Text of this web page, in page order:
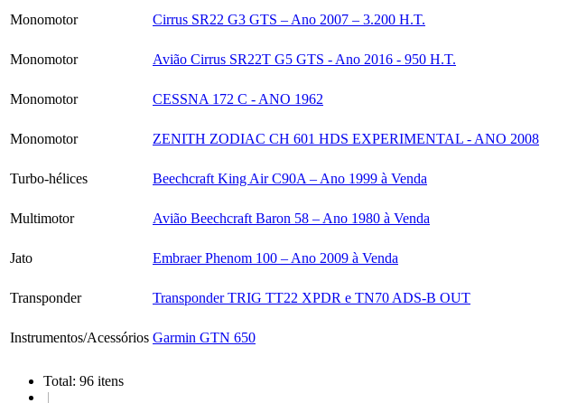
Monomotor Cirrus SR22 G3 GTS – Ano 2007 – 3.200 H.T.
Monomotor Avião Cirrus SR22T G5 GTS - Ano 2016 - 950 H.T.
Monomotor CESSNA 172 C - ANO 1962
Monomotor ZENITH ZODIAC CH 601 HDS EXPERIMENTAL - ANO 2008
Turbo-hélices Beechcraft King Air C90A – Ano 1999 à Venda
Multimotor Avião Beechcraft Baron 58 – Ano 1980 à Venda
Jato Embraer Phenom 100 – Ano 2009 à Venda
Transponder Transponder TRIG TT22 XPDR e TN70 ADS-B OUT
Instrumentos/Acessórios Garmin GTN 650
Total: 96 itens
|